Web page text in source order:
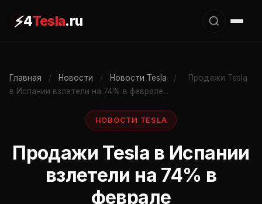
⚡4Tesla.ru
Главная / Новости / Новости Tesla /
Продажи Tesla
в Испании взлетели на 74% в феврале...
НОВОСТИ TESLA
Продажи Tesla в Испании
взлетели на 74% в
феврале